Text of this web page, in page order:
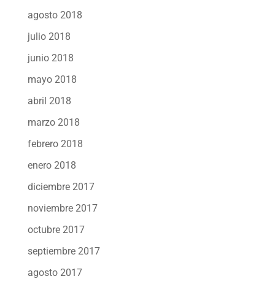
agosto 2018
julio 2018
junio 2018
mayo 2018
abril 2018
marzo 2018
febrero 2018
enero 2018
diciembre 2017
noviembre 2017
octubre 2017
septiembre 2017
agosto 2017